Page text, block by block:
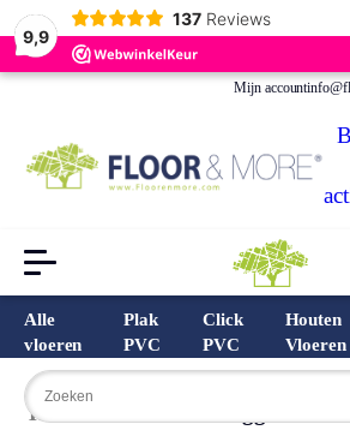
9,9
137 Reviews
Mijn account
Alle
vloeren
Plak
PVC
Click
PVC
Houten
Vloeren
Home